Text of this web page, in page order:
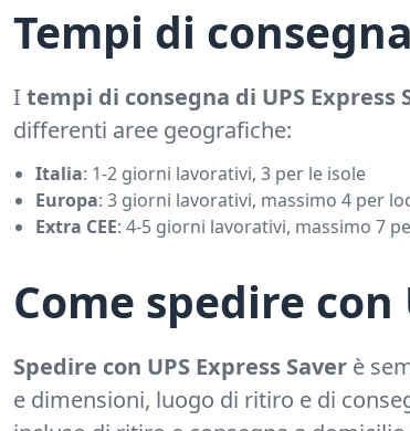
Tempi di
I tempi di consegna di UPS Express
differenti aree geografiche:
Italia: 1-2 giorni lavorativi, 3 per le isole
Europa: 3 giorni lavorativi, massimo 4 per
Extra CEE: 4-5 giorni lavorativi, massimo 7
Come spedire con
Spedire con UPS Express Saver è
e dimensioni, luogo di ritiro e di